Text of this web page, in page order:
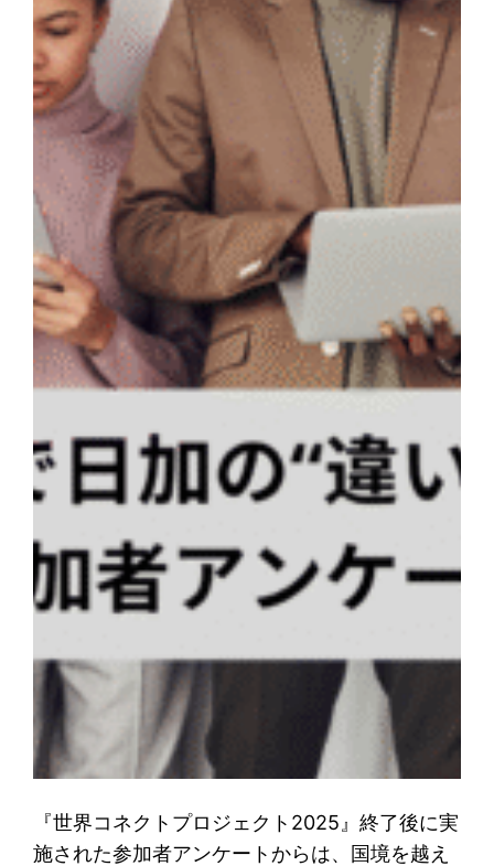
『世界コネクトプロジェクト2025』終了後に実
施された参加者アンケートからは、国境を越え